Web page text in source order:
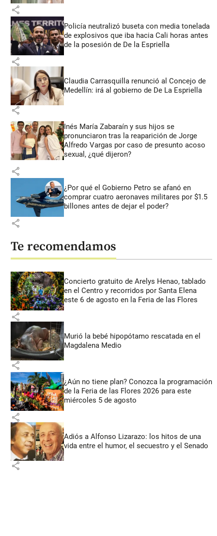
share
Policía neutralizó buseta con media tonelada
de explosivos que iba hacia Cali horas antes
de la posesión de De la Espriella
share
Claudia Carrasquilla renunció al Concejo de
Medellín: irá al gobierno de De La Espriella
share
Inés María Zabaraín y sus hijos se
pronunciaron tras la reaparición de Jorge
Alfredo Vargas por caso de presunto acoso
sexual, ¿qué dijeron?
share
¿Por qué el Gobierno Petro se afanó en
comprar cuatro aeronaves militares por $1.5
billones antes de dejar el poder?
share
Te recomendamos
Concierto gratuito de Arelys Henao, tablado
en el Centro y recorridos por Santa Elena
este 6 de agosto en la Feria de las Flores
share
Murió la bebé hipopótamo rescatada en el
Magdalena Medio
share
¿Aún no tiene plan? Conozca la programación
de la Feria de las Flores 2026 para este
miércoles 5 de agosto
share
Adiós a Alfonso Lizarazo: los hitos de una
vida entre el humor, el secuestro y el Senado
share